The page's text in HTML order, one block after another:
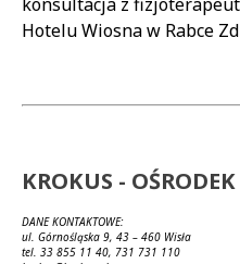
Hotelu Wiosna w Rabce
KROKUS -
DANE KONTAKTOWE:
ul. Górnośląska 9, 43 – 460 Wisła
tel. 33 855 11 40, 731 731 110